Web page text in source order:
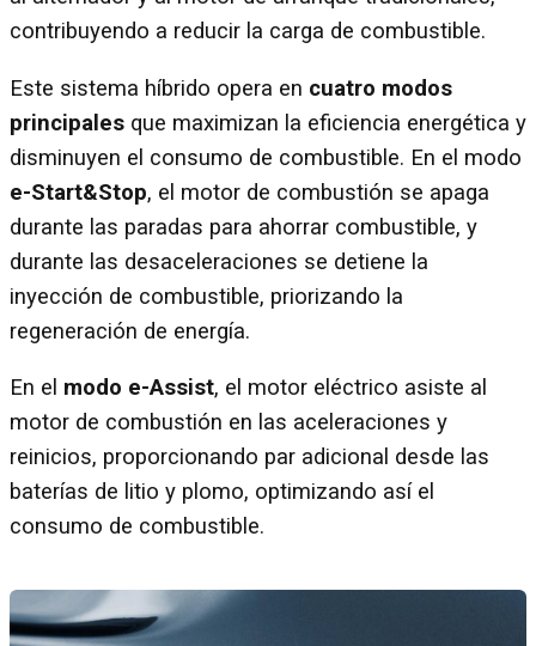
contribuyendo a reducir la carga de combustible.
Este sistema híbrido opera en cuatro modos
principales que maximizan la eficiencia energética y
disminuyen el consumo de combustible. En el modo
e-Start&Stop, el motor de combustión se apaga
durante las paradas para ahorrar combustible, y
durante las desaceleraciones se detiene la
inyección de combustible, priorizando la
regeneración de energía.
En el modo e-Assist, el motor eléctrico asiste al
motor de combustión en las aceleraciones y
reinicios, proporcionando par adicional desde las
baterías de litio y plomo, optimizando así el
consumo de combustible.